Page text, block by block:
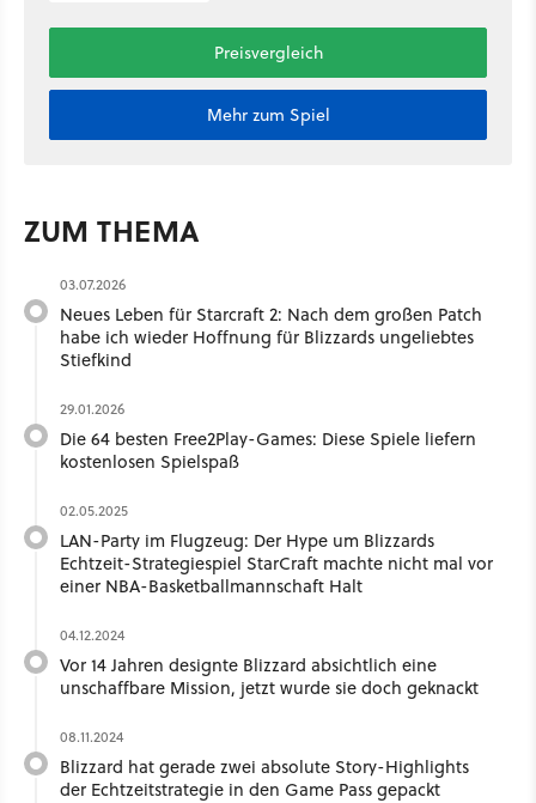
Preisvergleich
Mehr zum Spiel
ZUM THEMA
03.07.2026
Neues Leben für Starcraft 2: Nach dem großen Patch
habe ich wieder Hoffnung für Blizzards ungeliebtes
Stiefkind
29.01.2026
Die 64 besten Free2Play-Games: Diese Spiele liefern
kostenlosen Spielspaß
02.05.2025
LAN-Party im Flugzeug: Der Hype um Blizzards
Echtzeit-Strategiespiel StarCraft machte nicht mal vor
einer NBA-Basketballmannschaft Halt
04.12.2024
Vor 14 Jahren designte Blizzard absichtlich eine
unschaffbare Mission, jetzt wurde sie doch geknackt
08.11.2024
Blizzard hat gerade zwei absolute Story-Highlights
der Echtzeitstrategie in den Game Pass gepackt